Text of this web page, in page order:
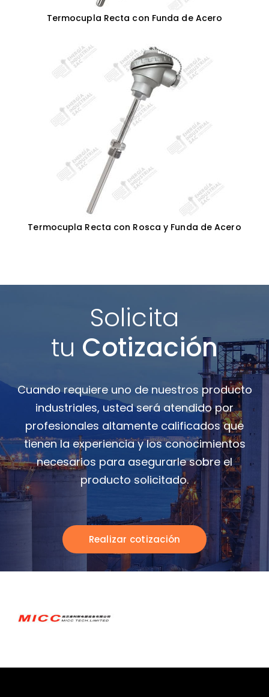
Termocupla Recta con Funda de Acero
Termocupla Recta con Rosca y Funda de Acero
Solicita
tu Cotización
Cuando requiere uno de nuestros producto
industriales, usted será atendido por
profesionales altamente calificados que
tienen la experiencia y los conocimientos
necesarios para asegurarle sobre el
producto solicitado.
Realizar cotización